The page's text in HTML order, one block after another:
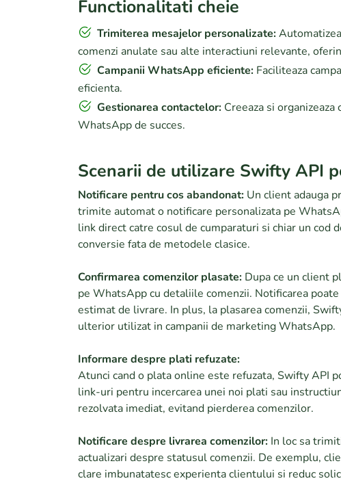
Functionalitati cheie
Trimiterea mesajelor personalizate:
comenzi anulate sau alte interactiuni relevante,
Campanii WhatsApp eficiente: Faciliteaza
eficienta.
Gestionarea contactelor: Creeaza si
WhatsApp de succes.
Scenarii de utilizare Swifty API
Notificare pentru cos abandonat: Un client adauga
trimite automat o notificare personalizata pe
link direct catre cosul de cumparaturi si chiar un cod
conversie fata de metodele clasice.
Confirmarea comenzilor plasate: Dupa ce un client
pe WhatsApp cu detaliile comenzii. Notificarea
estimat de livrare. In plus, la plasarea comenzii,
ulterior utilizat in campanii de marketing WhatsApp.
Informare despre plati refuzate:
Atunci cand o plata online este refuzata, Swifty API
link-uri pentru incercarea unei noi plati sau
rezolvata imediat, evitand pierderea comenzilor.
Notificare despre livrarea comenzilor: In loc sa
actualizari despre statusul comenzii. De exemplu,
clare imbunatatesc experienta clientului si reduc